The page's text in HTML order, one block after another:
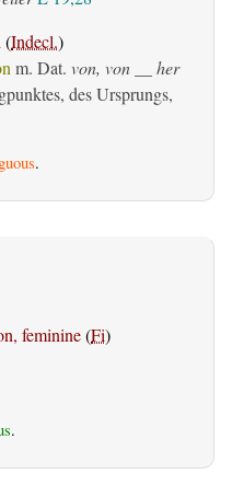
(Indecl.)
m. Dat. von, von __ her
des Ursprungs,
.
feminine(Fi)
.